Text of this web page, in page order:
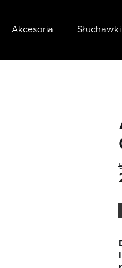
Akcesoria Słuchawki